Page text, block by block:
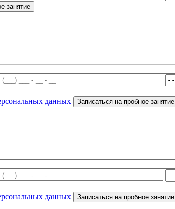
занятие
данных Записаться на пробное занятие
данных Записаться на пробное занятие